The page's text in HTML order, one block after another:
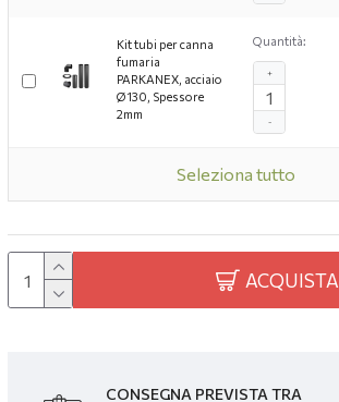
Kit tubi per canna
fumaria
PARKANEX, acciaio
Ø130, Spessore
2mm
Quantità:
-
+
Seleziona tutto
ACQUISTA
CONSEGNA PREVISTA TRA